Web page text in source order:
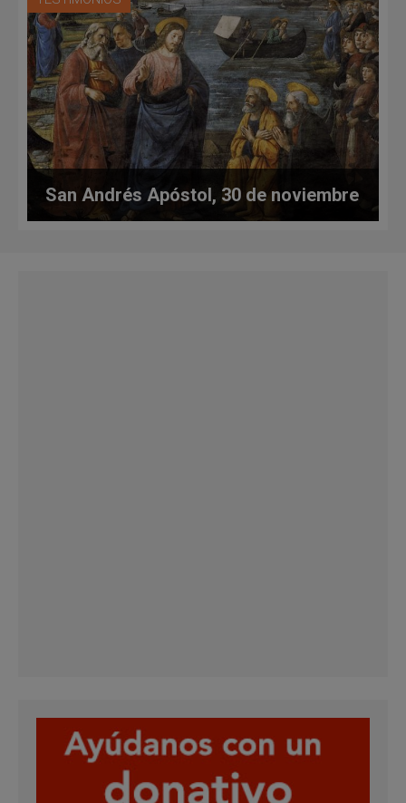
San Andrés Apóstol, 30 de noviembre